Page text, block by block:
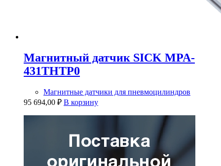
Магнитный датчик SICK MPA-
431THTP0
Магнитные датчики для пневмоцилиндров
95 694,00 ₽ В корзину